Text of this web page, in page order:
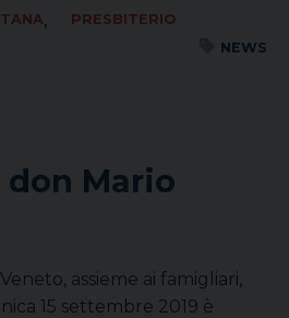
,
PRESBITERIO
NEWS
don Mario
assieme ai famigliari,
15 settembre 2019 è